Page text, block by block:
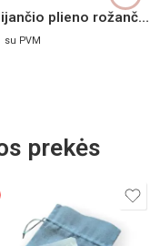
Nerūdijančio plieno rožančius
su PVM
prekės